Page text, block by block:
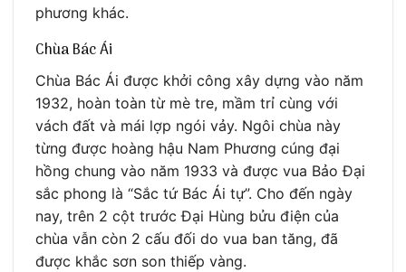
phương khác.
Chùa Bác Ái
Chùa Bác Ái được khởi công xây dựng vào năm
1932, hoàn toàn từ mè tre, mầm trỉ cùng với
vách đất và mái lợp ngói vảy. Ngôi chùa này
từng được hoàng hậu Nam Phương cúng đại
hồng chung vào năm 1933 và được vua Bảo Đại
sắc phong là “Sắc tứ Bác Ái tự”. Cho đến ngày
nay, trên 2 cột trước Đại Hùng bửu điện của
chùa vẫn còn 2 cấu đối do vua ban tăng, đã
được khắc sơn son thiếp vàng.